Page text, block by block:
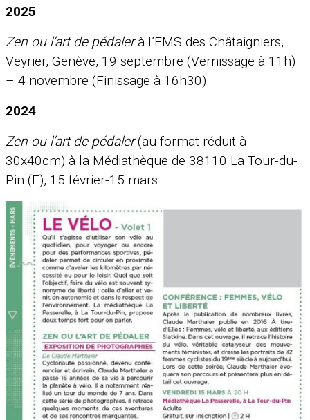
2025
Zen ou l’art de pédalerà l’EMS des Châtaigniers,
Veyrier, Genève, 19 septembre (Vernissage à 11h)
– 4 novembre (Finissage à 16h30).
2024
Zen ou l’art de pédaler(au format réduit à
30x40cm) à la Médiathèque de 38110 La Tour-du-
Pin (F), 15 février-15 mars